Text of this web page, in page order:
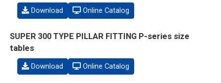
Download Online Catalog
SUPER 300 TYPE PILLAR FITTING P-series size
tables
Download Online Catalog